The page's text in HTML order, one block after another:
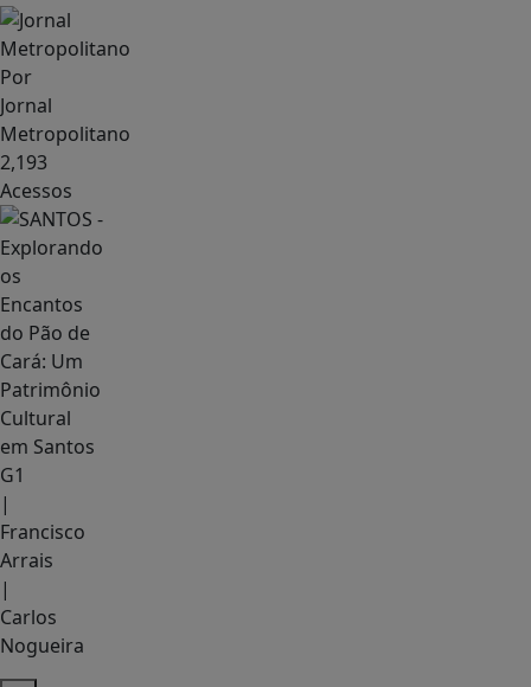
Por
Jornal
Metropolitano
2,193
Acessos
G1
|
Francisco
Arrais
|
Carlos
Nogueira